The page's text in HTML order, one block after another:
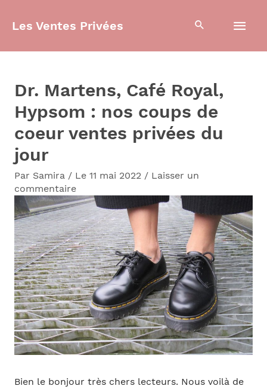
Les Ventes Privées
Dr. Martens, Café Royal,
Hypsom : nos coups de
coeur ventes privées du
jour
Par Samira / Le 11 mai 2022 / Laisser un
commentaire
Bien le bonjour très chers lecteurs. Nous voilà de